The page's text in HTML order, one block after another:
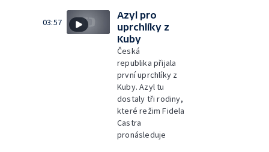
03:57
Azyl pro
uprchlíky z
Kuby
Česká
republika přijala
první uprchlíky z
Kuby. Azyl tu
dostaly tři rodiny,
které režim Fidela
Castra
pronásleduje